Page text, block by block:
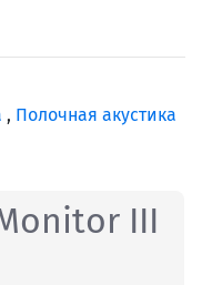
, Полочная акустика
III